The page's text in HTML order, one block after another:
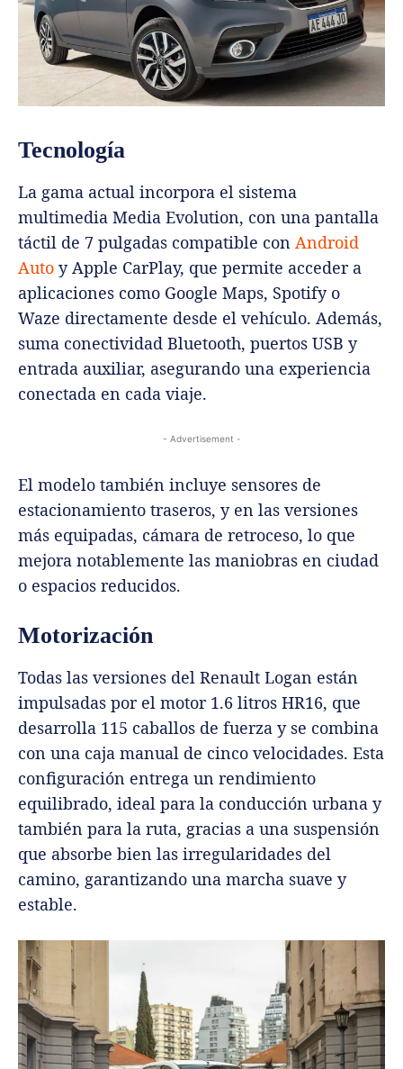
Tecnología
La gama actual incorpora el sistema
multimedia Media Evolution, con una pantalla
táctil de 7 pulgadas compatible con Android
Auto y Apple CarPlay, que permite acceder a
aplicaciones como Google Maps, Spotify o
Waze directamente desde el vehículo. Además,
suma conectividad Bluetooth, puertos USB y
entrada auxiliar, asegurando una experiencia
conectada en cada viaje.
- Advertisement -
El modelo también incluye sensores de
estacionamiento traseros, y en las versiones
más equipadas, cámara de retroceso, lo que
mejora notablemente las maniobras en ciudad
o espacios reducidos.
Motorización
Todas las versiones del Renault Logan están
impulsadas por el motor 1.6 litros HR16, que
desarrolla 115 caballos de fuerza y se combina
con una caja manual de cinco velocidades. Esta
configuración entrega un rendimiento
equilibrado, ideal para la conducción urbana y
también para la ruta, gracias a una suspensión
que absorbe bien las irregularidades del
camino, garantizando una marcha suave y
estable.